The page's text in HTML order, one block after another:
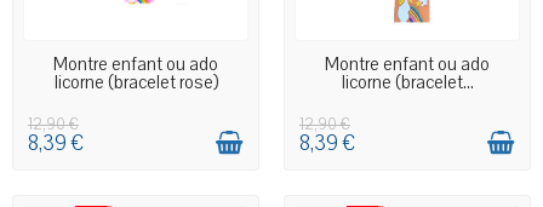
EN STOCK MAGASIN
Montre enfant ou ado
licorne (bracelet rose)
12,90 €
8,39 €
EN STOCK MAGASIN
Montre enfant ou ado
licorne (bracelet...
12,90 €
8,39 €